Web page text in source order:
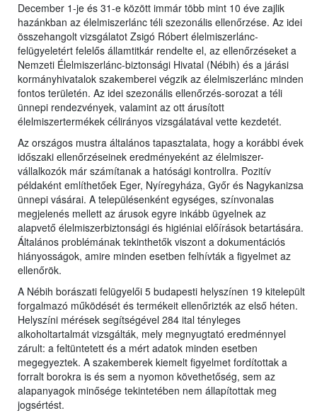
December 1-je és 31-e között immár több mint 10 éve zajlik
hazánkban az élelmiszerlánc téli szezonális ellenőrzése. Az idei
összehangolt vizsgálatot Zsigó Róbert élelmiszerlánc-
felügyeletért felelős államtitkár rendelte el, az ellenőrzéseket a
Nemzeti Élelmiszerlánc-biztonsági Hivatal (Nébih) és a járási
kormányhivatalok szakemberei végzik az élelmiszerlánc minden
fontos területén. Az idei szezonális ellenőrzés-sorozat a téli
ünnepi rendezvények, valamint az ott árusított
élelmiszertermékek célirányos vizsgálatával vette kezdetét.
Az országos mustra általános tapasztalata, hogy a korábbi évek
időszaki ellenőrzéseinek eredményeként az élelmiszer-
vállalkozók már számítanak a hatósági kontrollra. Pozitív
példaként említhetőek Eger, Nyíregyháza, Győr és Nagykanizsa
ünnepi vásárai. A településenként egységes, színvonalas
megjelenés mellett az árusok egyre inkább ügyelnek az
alapvető élelmiszerbiztonsági és higiéniai előírások betartására.
Általános problémának tekinthetők viszont a dokumentációs
hiányosságok, amire minden esetben felhívták a figyelmet az
ellenőrök.
A Nébih borászati felügyelői 5 budapesti helyszínen 19 kitelepült
forgalmazó működését és termékeit ellenőrizték az első héten.
Helyszíni mérések segítségével 284 ital tényleges
alkoholtartalmát vizsgálták, mely megnyugtató eredménnyel
zárult: a feltüntetett és a mért adatok minden esetben
megegyeztek. A szakemberek kiemelt figyelmet fordítottak a
forralt borokra is és sem a nyomon követhetőség, sem az
alapanyagok minősége tekintetében nem állapítottak meg
jogsértést.